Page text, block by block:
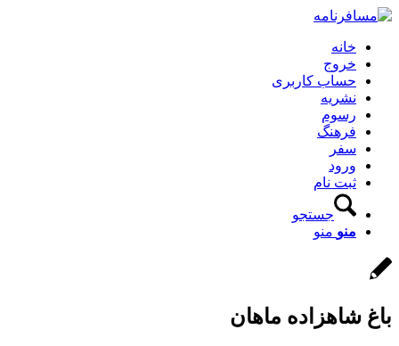
خانه
خروج
حساب کاربری
نشریه
رسوم
فرهنگ
سفر
ورود
ثبت نام
جستجو
منو منو
باغ شاهزاده ماهان